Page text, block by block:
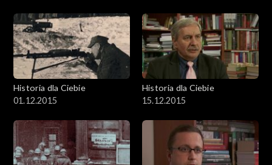
Historia dla Ciebie
01.12.2015
Historia dla Ciebie
15.12.2015